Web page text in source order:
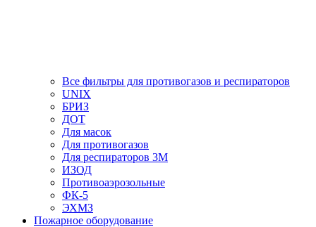
Все фильтры для противогазов и респираторов
UNIX
БРИЗ
ДОТ
Для масок
Для противогазов
Для респираторов 3М
ИЗОД
Противоаэрозольные
ФК-5
ЭХМЗ
Пожарное оборудование